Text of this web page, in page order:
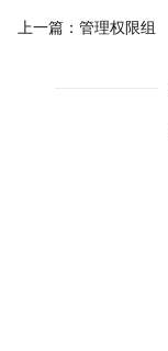
上一篇： 管理权限组